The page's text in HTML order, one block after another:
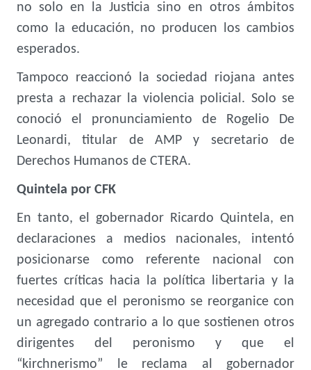
no solo en la Justicia sino en otros ámbitos
como la educación, no producen los cambios
esperados.
Tampoco reaccionó la sociedad riojana antes
presta a rechazar la violencia policial. Solo se
conoció el pronunciamiento de Rogelio De
Leonardi, titular de AMP y secretario de
Derechos Humanos de CTERA.
Quintela por CFK
En tanto, el gobernador Ricardo Quintela, en
declaraciones a medios nacionales, intentó
posicionarse como referente nacional con
fuertes críticas hacia la política libertaria y la
necesidad que el peronismo se reorganice con
un agregado contrario a lo que sostienen otros
dirigentes del peronismo y que el
“kirchnerismo” le reclama al gobernador